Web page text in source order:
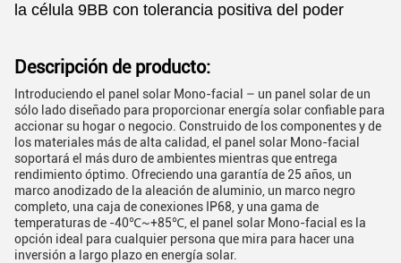
la célula 9BB con tolerancia positiva del poder
Descripción de producto:
Introduciendo el panel solar Mono-facial – un panel solar de un
sólo lado diseñado para proporcionar energía solar confiable para
accionar su hogar o negocio. Construido de los componentes y de
los materiales más de alta calidad, el panel solar Mono-facial
soportará el más duro de ambientes mientras que entrega
rendimiento óptimo. Ofreciendo una garantía de 25 años, un
marco anodizado de la aleación de aluminio, un marco negro
completo, una caja de conexiones IP68, y una gama de
temperaturas de -40℃~+85℃, el panel solar Mono-facial es la
opción ideal para cualquier persona que mira para hacer una
inversión a largo plazo en energía solar.